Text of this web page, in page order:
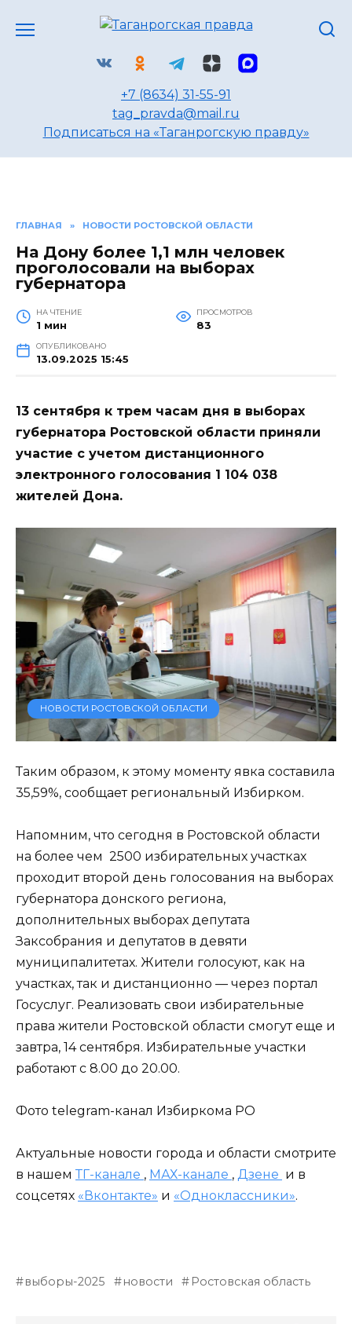
+7 (8634) 31-55-91
tag_pravda@mail.ru
Подписаться на «Таганрогскую правду»
ГЛАВНАЯ » НОВОСТИ РОСТОВСКОЙ ОБЛАСТИ
На Дону более 1,1 млн человек
проголосовали на выборах
губернатора
НА ЧТЕНИЕ
1 мин
ПРОСМОТРОВ
83
ОПУБЛИКОВАНО
13.09.2025 15:45
13 сентября к трем часам дня в выборах
губернатора Ростовской области приняли
участие с учетом дистанционного
электронного голосования 1 104 038
жителей Дона.
НОВОСТИ РОСТОВСКОЙ ОБЛАСТИ
Таким образом, к этому моменту явка составила
35,59%, сообщает региональный Избирком.
Напомним, что сегодня в Ростовской области
на более чем 2500 избирательных участках
проходит второй день голосования на выборах
губернатора донского региона,
дополнительных выборах депутата
Заксобрания и депутатов в девяти
муниципалитетах. Жители голосуют, как на
участках, так и дистанционно — через портал
Госуслуг. Реализовать свои избирательные
права жители Ростовской области смогут еще и
завтра, 14 сентября. Избирательные участки
работают с 8.00 до 20.00.
Фото telegram-канал Избиркома РО
Актуальные новости города и области смотрите
в нашем ТГ-канале , МАХ-канале , Дзене и в
соцсетях «Вконтакте» и «Одноклассники».
выборы-2025 новости Ростовская область